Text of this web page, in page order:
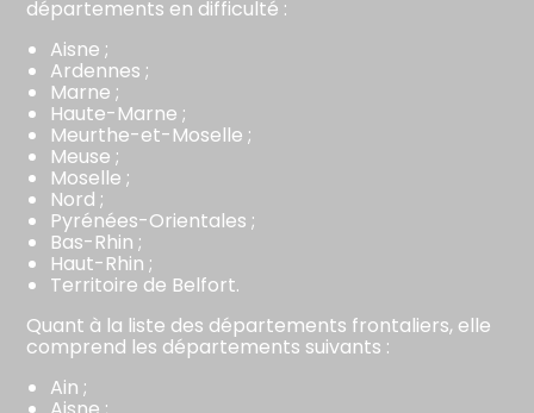
départements en difficulté :
Aisne ;
Ardennes ;
Marne ;
Haute-Marne ;
Meurthe-et-Moselle ;
Meuse ;
Moselle ;
Nord ;
Pyrénées-Orientales ;
Bas-Rhin ;
Haut-Rhin ;
Territoire de Belfort.
Quant à la liste des départements frontaliers, elle
comprend les départements suivants :
Ain ;